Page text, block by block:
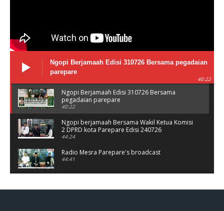
Ngopi Berjamaah Edisi 310726 Bersama pegadaian
parepare
40:22
Ngopi Berjamaah Edisi 310726 Bersama
pegadaian parepare
40:22
Ngopi berjamaah Bersama Wakil Ketua Komisi
2 DPRD kota Parepare Edisi 240726
44:24
Radio Mesra Parepare's broadcast
44:41
44:25